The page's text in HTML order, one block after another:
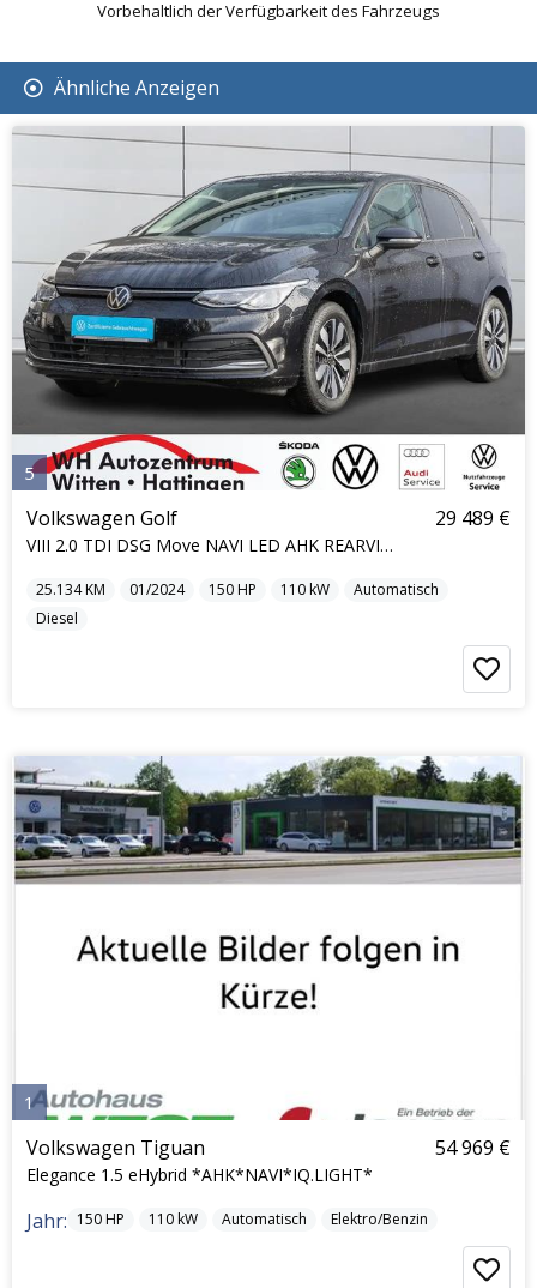
Vorbehaltlich der Verfügbarkeit des Fahrzeugs
Ähnliche Anzeigen
5
Volkswagen Golf
VIII 2.0 TDI DSG Move NAVI LED AHK REARVIEW
29 489 €
25.134KM 01/2024 150HP 110kW
Automatisch
Diesel
1
Volkswagen Tiguan
Elegance 1.5 eHybrid *AHK*NAVI*IQ.LIGHT*
54 969 €
Jahr: 150HP 110kW Automatisch Elektro/Benzin